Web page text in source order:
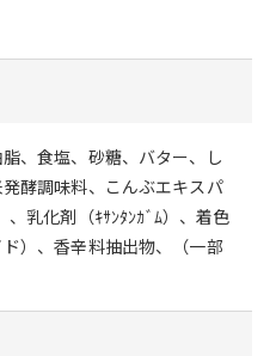
、食塩、砂糖、バター、し
酵調味料、こんぶエキスパ
乳化剤（ｷｻﾝﾀﾝｶﾞﾑ）、着色
）、香辛料抽出物、（一部